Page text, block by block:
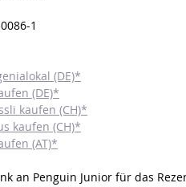
1
(DE)*
(DE)*
kaufen (CH)*
kaufen (CH)*
(AT)*
an Penguin Junior für das